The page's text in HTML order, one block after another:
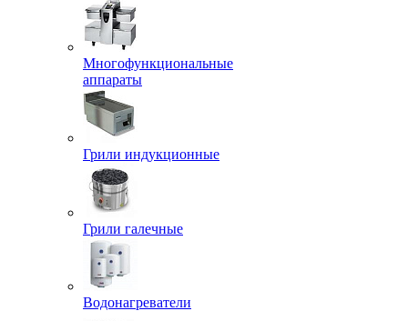
Многофункциональные
аппараты
Грили индукционные
Грили галечные
Водонагреватели